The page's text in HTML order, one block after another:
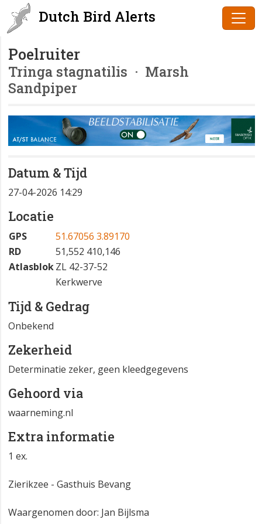
Dutch Bird Alerts
Poelruiter
Tringa stagnatilis · Marsh
Sandpiper
Datum & Tijd
27-04-2026 14:29
Locatie
GPS
51.67056 3.89170
RD
51,552 410,146
AtlasblokZL 42-37-52
Kerkwerve
Tijd & Gedrag
Onbekend
Zekerheid
Determinatie zeker, geen kleedgegevens
Gehoord via
waarneming.nl
Extra informatie
1 ex.
Zierikzee - Gasthuis Bevang
Waargenomen door: Jan Bijlsma